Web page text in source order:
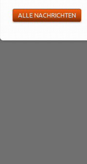
ALLE NACHRICHTEN